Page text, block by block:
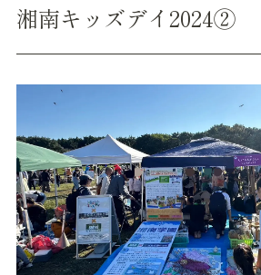
湘南キッズデイ2024②